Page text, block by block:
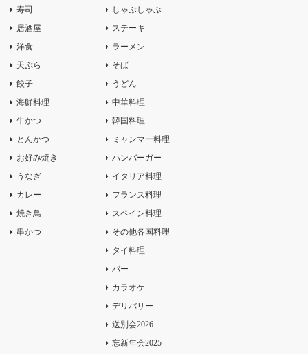
寿司
居酒屋
洋食
天ぷら
餃子
海鮮料理
牛かつ
とんかつ
お好み焼き
うなぎ
カレー
焼き鳥
串かつ
しゃぶしゃぶ
ステーキ
ラーメン
そば
うどん
中華料理
韓国料理
ミャンマー料理
ハンバーガー
イタリア料理
フランス料理
スペイン料理
その他各国料理
タイ料理
バー
カラオケ
デリバリー
送別会2026
忘新年会2025